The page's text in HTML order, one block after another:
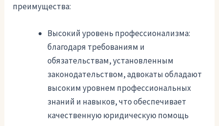
преимущества:
Высокий уровень профессионализма:
благодаря требованиям и
обязательствам, установленным
законодательством, адвокаты обладают
высоким уровнем профессиональных
знаний и навыков, что обеспечивает
качественную юридическую помощь